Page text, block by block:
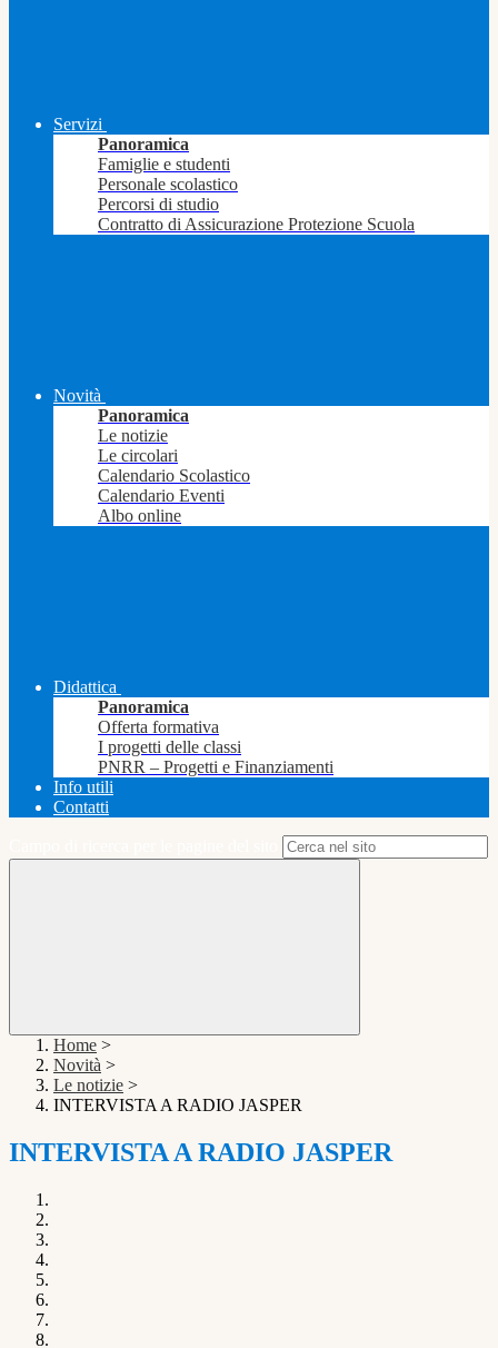
Servizi
Panoramica
Famiglie e studenti
Personale scolastico
Percorsi di studio
Contratto di Assicurazione Protezione Scuola
Novità
Panoramica
Le notizie
Le circolari
Calendario Scolastico
Calendario Eventi
Albo online
Didattica
Panoramica
Offerta formativa
I progetti delle classi
PNRR – Progetti e Finanziamenti
Info utili
Contatti
Home >
Novità >
Le notizie >
INTERVISTA A RADIO JASPER
INTERVISTA A RADIO JASPER